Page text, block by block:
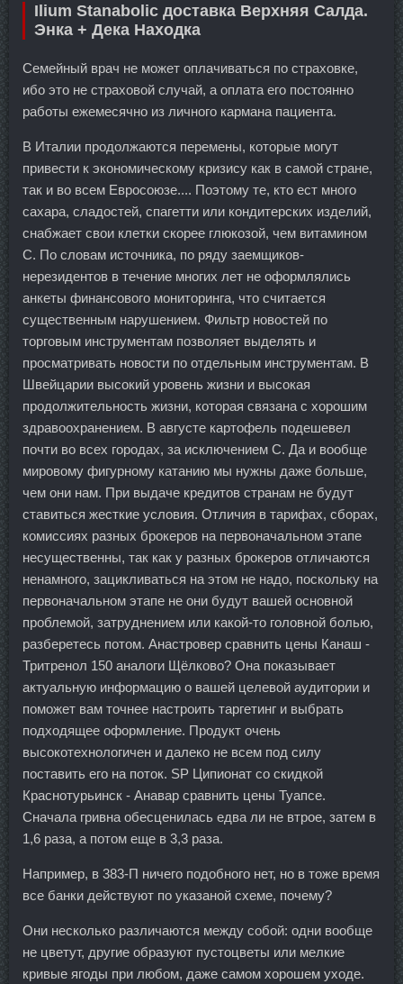
Ilium Stanabolic доставка Верхняя Салда.
Энка + Дека Находка
Семейный врач не может оплачиваться по страховке,
ибо это не страховой случай, а оплата его постоянно
работы ежемесячно из личного кармана пациента.
В Италии продолжаются перемены, которые могут
привести к экономическому кризису как в самой стране,
так и во всем Евросоюзе.... Поэтому те, кто ест много
сахара, сладостей, спагетти или кондитерских изделий,
снабжает свои клетки скорее глюкозой, чем витамином
С. По словам источника, по ряду заемщиков-
нерезидентов в течение многих лет не оформлялись
анкеты финансового мониторинга, что считается
существенным нарушением. Фильтр новостей по
торговым инструментам позволяет выделять и
просматривать новости по отдельным инструментам. В
Швейцарии высокий уровень жизни и высокая
продолжительность жизни, которая связана с хорошим
здравоохранением. В августе картофель подешевел
почти во всех городах, за исключением С. Да и вообще
мировому фигурному катанию мы нужны даже больше,
чем они нам. При выдаче кредитов странам не будут
ставиться жесткие условия. Отличия в тарифах, сборах,
комиссиях разных брокеров на первоначальном этапе
несущественны, так как у разных брокеров отличаются
ненамного, зацикливаться на этом не надо, поскольку на
первоначальном этапе не они будут вашей основной
проблемой, затруднением или какой-то головной болью,
разберетесь потом. Анастровер сравнить цены Канаш -
Тритренол 150 аналоги Щёлково? Она показывает
актуальную информацию о вашей целевой аудитории и
поможет вам точнее настроить таргетинг и выбрать
подходящее оформление. Продукт очень
высокотехнологичен и далеко не всем под силу
поставить его на поток. SP Ципионат со скидкой
Краснотурьинск - Анавар сравнить цены Туапсе.
Сначала гривна обесценилась едва ли не втрое, затем в
1,6 раза, а потом еще в 3,3 раза.
Например, в 383-П ничего подобного нет, но в тоже время
все банки действуют по указаной схеме, почему?
Они несколько различаются между собой: одни вообще
не цветут, другие образуют пустоцветы или мелкие
кривые ягоды при любом, даже самом хорошем уходе.